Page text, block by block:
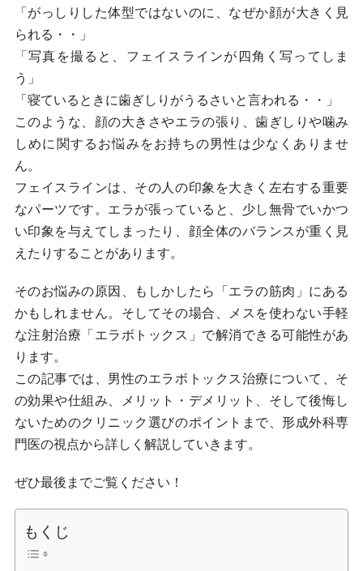
「がっしりした体型ではないのに、なぜか顔が大きく見
られる・・」
「写真を撮ると、フェイスラインが四角く写ってしま
う」
「寝ているときに歯ぎしりがうるさいと言われる・・」
このような、顔の大きさやエラの張り、歯ぎしりや噛み
しめに関するお悩みをお持ちの男性は少なくありませ
ん。
フェイスラインは、その人の印象を大きく左右する重要
なパーツです。エラが張っていると、少し無骨でいかつ
い印象を与えてしまったり、顔全体のバランスが重く見
えたりすることがあります。
そのお悩みの原因、もしかしたら「エラの筋肉」にある
かもしれません。そしてその場合、メスを使わない手軽
な注射治療「エラボトックス」で解消できる可能性があ
ります。
この記事では、男性のエラボトックス治療について、そ
の効果や仕組み、メリット・デメリット、そして後悔し
ないためのクリニック選びのポイントまで、形成外科専
門医の視点から詳しく解説していきます。
ぜひ最後までご覧ください！
もくじ